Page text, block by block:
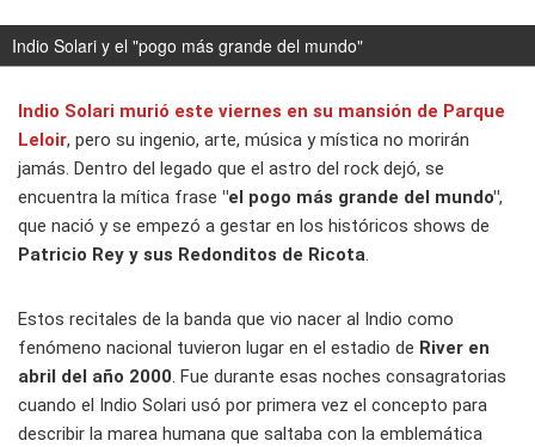
Indio Solari y el "pogo más grande del mundo"
Indio Solari murió este viernes en su mansión de Parque
Leloir, pero su ingenio, arte, música y mística no morirán
jamás. Dentro del legado que el astro del rock dejó, se
encuentra la mítica frase "el pogo más grande del mundo",
que nació y se empezó a gestar en los históricos shows de
Patricio Rey y sus Redonditos de Ricota.
Estos recitales de la banda que vio nacer al Indio como
fenómeno nacional tuvieron lugar en el estadio de River en
abril del año 2000. Fue durante esas noches consagratorias
cuando el Indio Solari usó por primera vez el concepto para
describir la marea humana que saltaba con la emblemática